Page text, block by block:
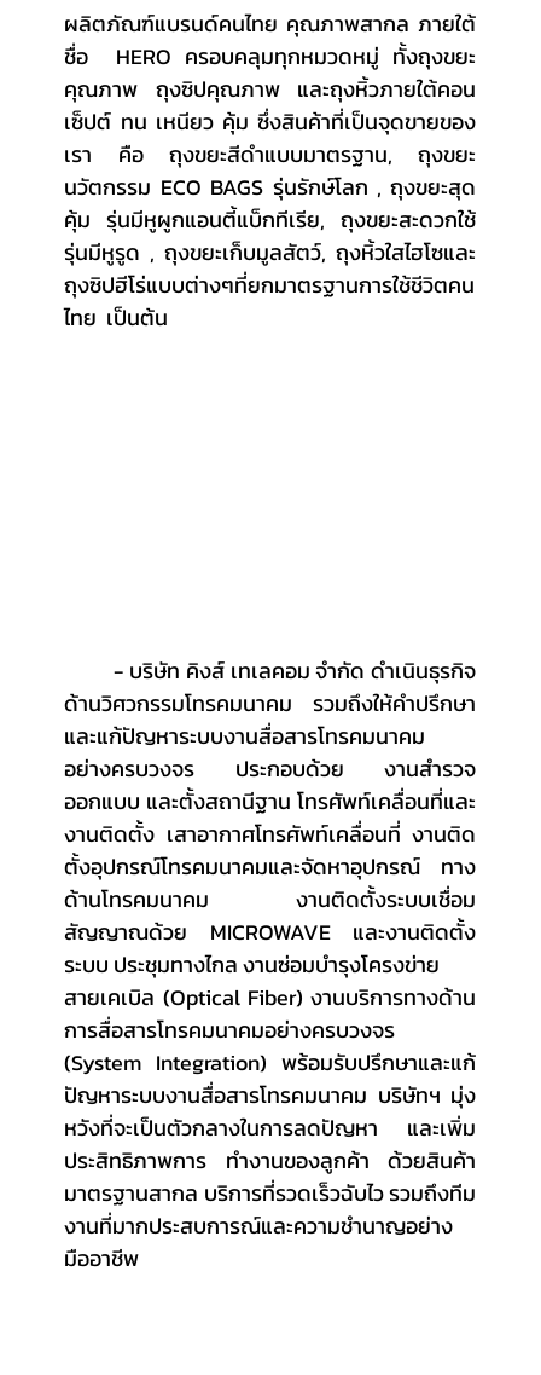
ผลิตภัณฑ์แบรนด์คนไทย คุณภาพสากล ภายใต้
ชื่อ  HERO ครอบคลุมทุกหมวดหมู่ ทั้งถุงขยะ
คุณภาพ ถุงซิปคุณภาพ และถุงหิ้วภายใต้คอน
เซ็ปต์ ทน เหนียว คุ้ม ซึ่งสินค้าที่เป็นจุดขายของ
เรา คือ ถุงขยะสีดำแบบมาตรฐาน, ถุงขยะ
นวัตกรรม ECO BAGS รุ่นรักษ์โลก , ถุงขยะสุด
คุ้ม รุ่นมีหูผูกแอนตี้แบ็กทีเรีย, ถุงขยะสะดวกใช้
รุ่นมีหูรูด , ถุงขยะเก็บมูลสัตว์, ถุงหิ้วใสไฮโซและ
ถุงซิปฮีโร่แบบต่างๆที่ยกมาตรฐานการใช้ชีวิตคน
ไทย  เป็นต้น
	- บริษัท คิงส์ เทเลคอม จำกัด ดำเนินธุรกิจ
ด้านวิศวกรรมโทรคมนาคม รวมถึงให้คำปรึกษา
และแก้ปัญหาระบบงานสื่อสารโทรคมนาคม
อย่างครบวงจร ประกอบด้วย งานสำรวจ
ออกแบบ และตั้งสถานีฐาน โทรศัพท์เคลื่อนที่และ
งานติดตั้ง เสาอากาศโทรศัพท์เคลื่อนที่ งานติด
ตั้งอุปกรณ์โทรคมนาคมและจัดหาอุปกรณ์ ทาง
ด้านโทรคมนาคม งานติดตั้งระบบเชื่อม
สัญญาณด้วย MICROWAVE และงานติดตั้ง
ระบบ ประชุมทางไกล งานซ่อมบำรุงโครงข่าย
สายเคเบิล (Optical Fiber) งานบริการทางด้าน
การสื่อสารโทรคมนาคมอย่างครบวงจร
(System Integration) พร้อมรับปรึกษาและแก้
ปัญหาระบบงานสื่อสารโทรคมนาคม บริษัทฯ มุ่ง
หวังที่จะเป็นตัวกลางในการลดปัญหา และเพิ่ม
ประสิทธิภาพการ ทำงานของลูกค้า ด้วยสินค้า
มาตรฐานสากล บริการที่รวดเร็วฉับไว รวมถึงทีม
งานที่มากประสบการณ์และความชำนาญอย่าง
มืออาชีพ